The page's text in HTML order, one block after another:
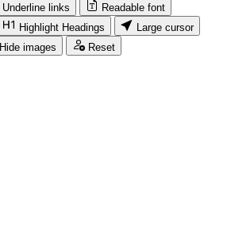
Underline links
Readable font
Highlight Headings
Large cursor
Hide images Reset